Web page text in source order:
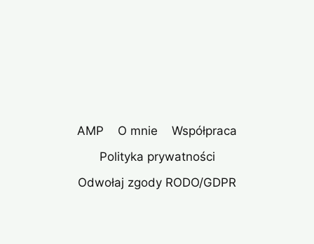
AMP O mnie
Współpraca
Polityka prywatności
Odwołaj zgody RODO/GDPR